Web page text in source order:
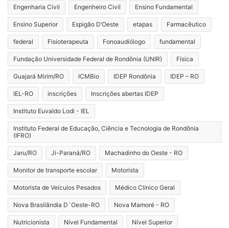
Engenharia Civil Engenheiro Civil Ensino Fundamental
Ensino Superior Espigão D’Oeste etapas Farmacêutico
federal Fisioterapeuta Fonoaudiólogo fundamental
Fundação Universidade Federal de Rondônia (UNIR) Física
Guajará Mirim/RO ICMBio IDEP Rondônia IDEP – RO
IEL-RO inscrições Inscrições abertas IDEP
Instituto Euvaldo Lodi - IEL
Instituto Federal de Educação, Ciência e Tecnologia de Rondônia
(IFRO)
Jaru/RO Ji-Paraná/RO Machadinho do Oeste - RO
Monitor de transporte escolar Motorista
Motorista de Veículos Pesados Médico Clínico Geral
Nova Brasilândia D´Oeste-RO Nova Mamoré - RO
Nutricionista Nível Fundamental Nível Superior